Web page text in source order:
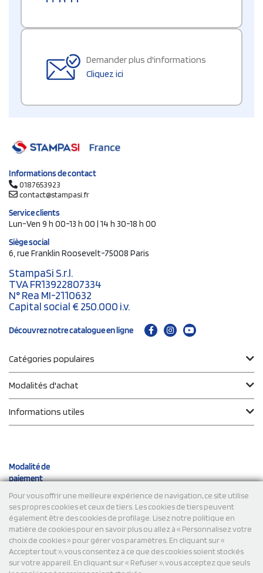
Pour vous offrir une meilleure expérience de navigation, ce site utilise
ses propres cookies et ceux de tiers. Les cookies de tiers peuvent
également être des cookies de profilage. Lisez notre politique en
matière de cookies pour en savoir plus ou allez à « Personnalisez votre
choix de cookies » pour gérer vos paramètres. En cliquant sur «
Accepter tout », vous consentez à ce que des cookies soient stockés
sur votre appareil. En cliquant sur « Refuser », vous acceptez que seuls
Demander plus d'informations
Cliquez ici
Informations de contact
0187653923
contact@stampasi.fr
Service clients
Lun-Ven 9 h 00-13 h 00 | 14 h 30-18 h 00
Siège social
6, rue Franklin Roosevelt-75008 Paris
StampaSi S.r.l.
TVA FR13922807334
N° Rea MI-2110632
Capital social € 250.000 i.v.
Découvrez notre catalogue en ligne
Catégories populaires
Modalités d'achat
Informations utiles
Modalité de
paiement
Expéditions